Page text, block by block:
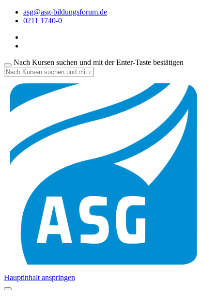
asg@asg-bildungsforum.de
0211 1740-0
Nach Kursen suchen und mit der Enter-Taste bestätigen
Hauptinhalt anspringen